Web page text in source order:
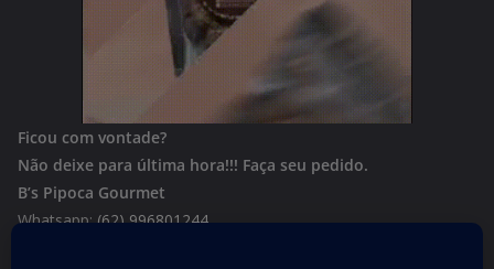
Ficou com vontade?
Não deixe para última hora!!! Faça seu pedido.
B’s Pipoca Gourmet
Whatsapp:(62) 996801244